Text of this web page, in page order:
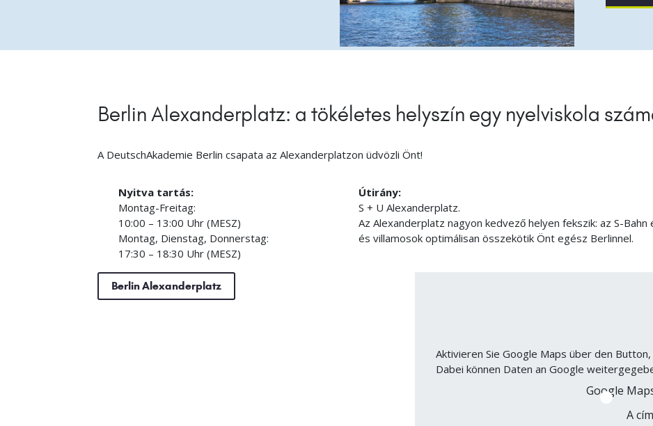
Berlin Alexanderplatz: a tökéletes helyszín egy nyelviskola
A DeutschAkademie Berlin csapata az Alexanderplatzon üdvözli Önt!
Nyitva tartás:
Montag-Freitag:
10:00 – 13:00 Uhr (MESZ)
Montag, Dienstag, Donnerstag:
17:30 – 18:30 Uhr (MESZ)
Útirány:
S + U Alexanderplatz.
Az Alexanderplatz nagyon kedvező helyen fekszik: az S-
és villamosok optimálisan összekötik Önt egész Berlinnel.
Berlin Alexanderplatz
Aktivieren Sie Google Maps über den
Dabei können Daten an Google
Google
A